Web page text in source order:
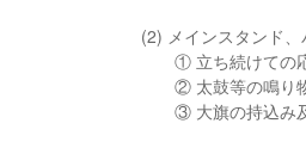
(2) メインスタンド、
① 立ち続けての
② 太鼓等の鳴り
③ 大旗の持込み